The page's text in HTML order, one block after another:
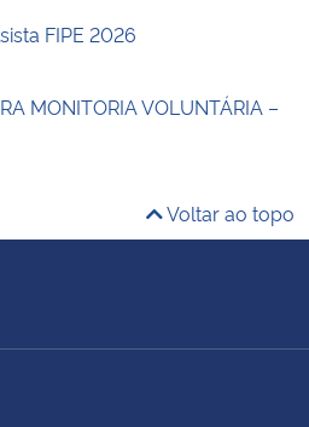
FIPE 2026
MONITORIA VOLUNTÁRIA –
Voltar ao topo